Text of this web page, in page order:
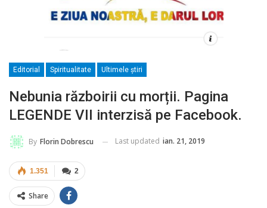
Editorial Spiritualitate Ultimele ştiri
Nebunia războirii cu morții. Pagina
LEGENDE VII interzisă pe Facebook.
By Florin Dobrescu Last updated ian. 21, 2019
2
1.351
Share